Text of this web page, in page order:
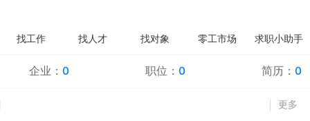
找工作 找人才 找对象 零工市场 求职小助手
企业： 0 职位： 0 简历：0
更多